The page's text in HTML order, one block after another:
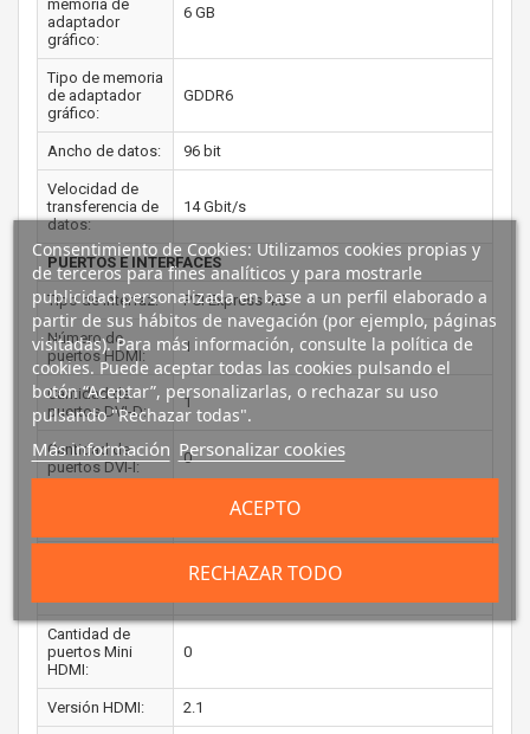
memoria de
adaptador
gráfico:
6 GB
Tipo de memoria
de adaptador
gráfico:
GDDR6
Ancho de datos: 96 bit
Velocidad de
transferencia de
datos:
14 Gbit/s
PUERTOS E INTERFACES
Tipo de interfaz: PCI Express 4.0
Número de
puertos HDMI:
1
Cantidad de
puertos DVI-D:
1
Cantidad de
puertos DVI-I:
0
0
Cantidad de
puertos Mini
HDMI:
0
Versión HDMI: 2.1
Consentimiento de Cookies: Utilizamos cookies propias y
de terceros para fines analíticos y para mostrarle
publicidad personalizada en base a un perfil elaborado a
partir de sus hábitos de navegación (por ejemplo, páginas
visitadas). Para más información, consulte la política de
cookies. Puede aceptar todas las cookies pulsando el
botón “Aceptar”, personalizarlas, o rechazar su uso
pulsando "Rechazar todas".
Más información Personalizar cookies
RECHAZAR TODO
ACEPTO